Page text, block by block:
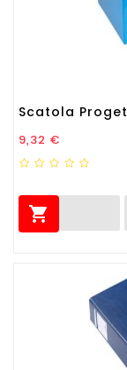
Scatola
Prezzo
9,32 €
